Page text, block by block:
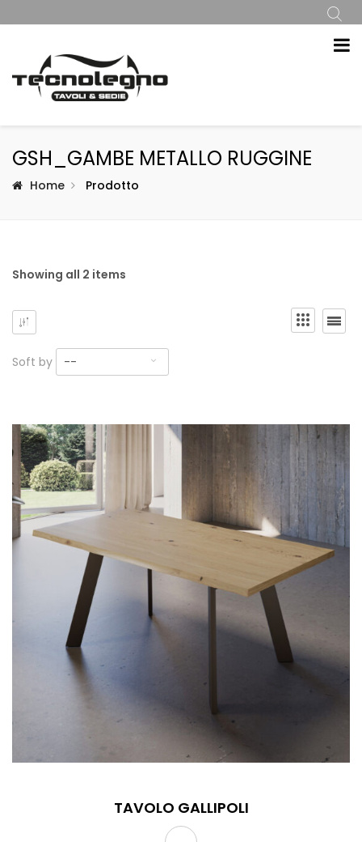
GSH_GAMBE METALLO RUGGINE
Home Prodotto
Showing all 2 items
Soft by --
TAVOLO GALLIPOLI